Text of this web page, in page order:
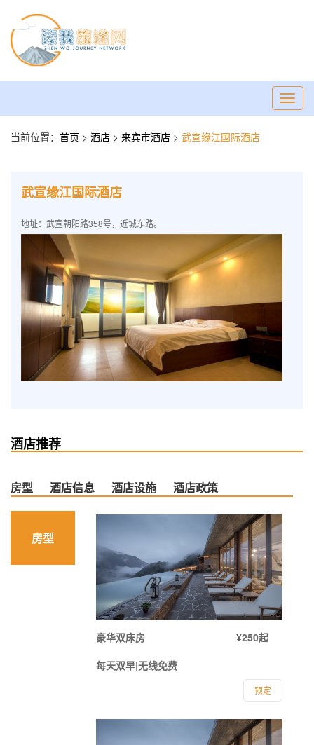
当前位置： 首页 > 酒店 > 来宾市酒店 > 武宣缘江国际酒店
武宣缘江国际酒店
地址：武宣朝阳路358号，近城东路。
酒店推荐
房型 酒店信息 酒店设施 酒店政策
房型
豪华双床房
¥250起
每天双早|无线免费
预定